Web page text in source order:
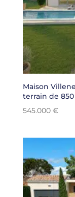
Maison
terrain de 850
545.000 €